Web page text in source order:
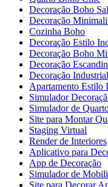
Decoração Boho
Decoração
Cozinha Boho
Decoração Estilo
Decoração Boho
Decoração
Decoração
Apartamento Estilo
Simulador
Simulador de
Site para Montar
Staging Virtual
Render de Interiores
Aplicativo para
App de Decoração
Simulador de